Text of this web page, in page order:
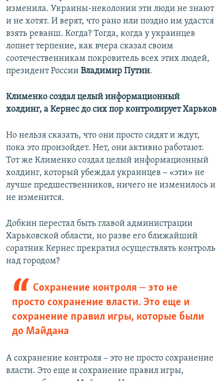
изменила. Украины-неколонии эти люди не знают
и не хотят. И верят, что рано или поздно им удастся
взять реванш. Когда? Тогда, когда у украинцев
лопнет терпение, как вчера сказал своим
соотечественникам покровитель всех этих людей,
президент России Владимир Путин.
Клименко создал целый информационный
холдинг, а Кернес до сих пор контролирует Харьков
Но нельзя сказать, что они просто сидят и ждут,
пока это произойдет. Нет, они активно работают.
Тот же Клименко создал целый информационный
холдинг, который убеждал украинцев ‒ «эти» не
лучше предшественников, ничего не изменилось и
не изменится.
Добкин перестал быть главой администрации
Харьковской области, но разве его ближайший
соратник Кернес прекратил осуществлять контроль
над городом?
Сохранение контроля ‒ это не
просто сохранение власти. Это еще и
сохранение правил игры, которые были
до Майдана
А сохранение контроля ‒ это не просто сохранение
власти. Это еще и сохранение правил игры,